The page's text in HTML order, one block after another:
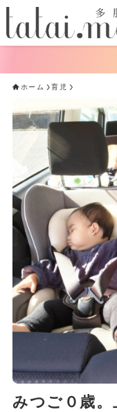
ホーム 育児
みつご０歳。